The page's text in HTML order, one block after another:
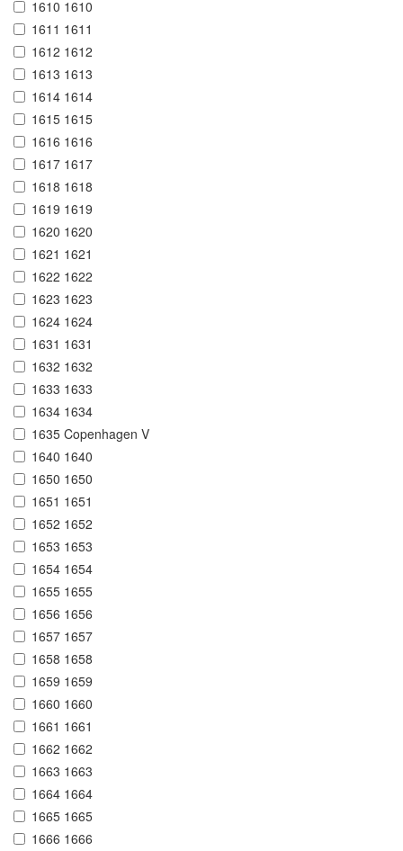
1610 1610
1611 1611
1612 1612
1613 1613
1614 1614
1615 1615
1616 1616
1617 1617
1618 1618
1619 1619
1620 1620
1621 1621
1622 1622
1623 1623
1624 1624
1631 1631
1632 1632
1633 1633
1634 1634
1635 Copenhagen V
1640 1640
1650 1650
1651 1651
1652 1652
1653 1653
1654 1654
1655 1655
1656 1656
1657 1657
1658 1658
1659 1659
1660 1660
1661 1661
1662 1662
1663 1663
1664 1664
1665 1665
1666 1666